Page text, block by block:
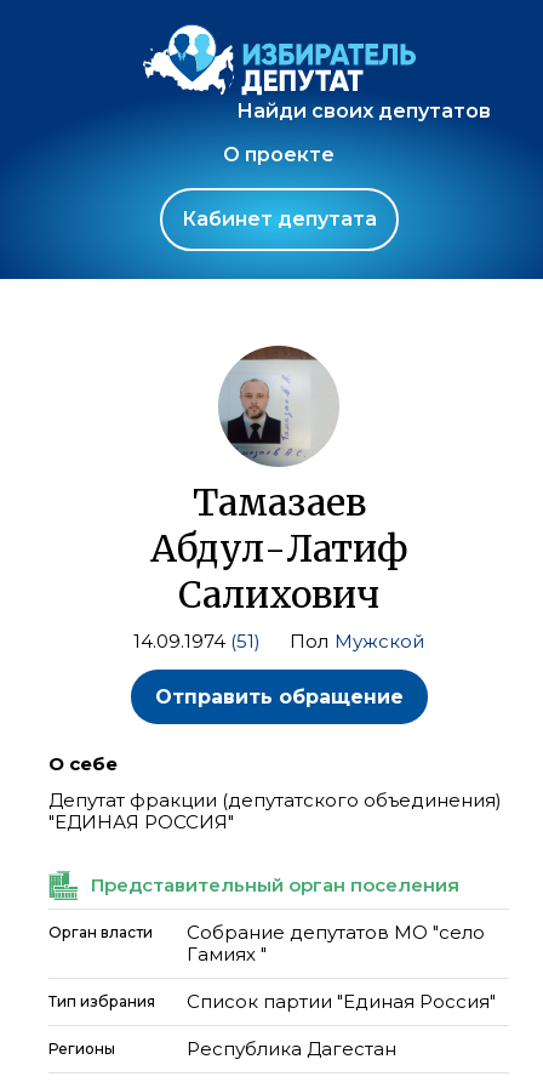
Найди своих депутатов
О проекте
Кабинет депутата
Тамазаев
Абдул-Латиф
Салихович
14.09.1974 (51) Пол Мужской
Отправить обращение
О себе
Депутат фракции (депутатского объединения)
"ЕДИНАЯ РОССИЯ"
Представительный орган поселения
Орган власти
Собрание депутатов МО "село
Гамиях "
Тип избрания Список партии "Единая Россия"
Регионы Республика Дагестан